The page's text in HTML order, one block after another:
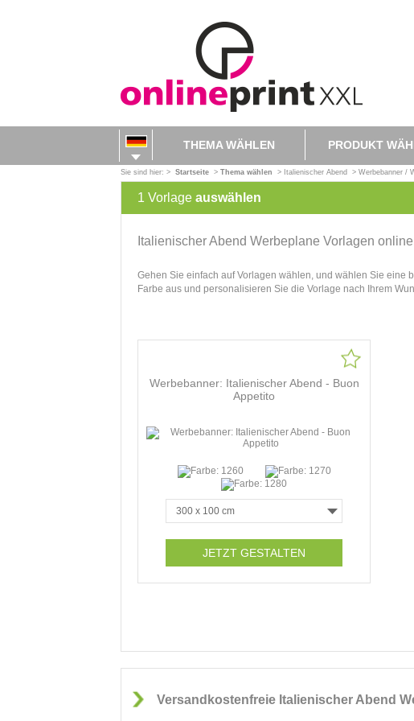
THEMA WÄHLEN PRODUKT
Sie sind hier: > Startseite > Thema wählen > Italienischer Abend > Werbebanner /
1 Vorlage auswählen
Italienischer Abend Werbeplane Vorlagen
Gehen Sie einfach auf Vorlagen wählen, und wählen Sie eine
Farbe aus und personalisieren Sie die Vorlage nach Ihrem
Werbebanner: Italienischer Abend - Buon
Appetito
JETZT GESTALTEN
Versandkostenfreie Italienischer Abend